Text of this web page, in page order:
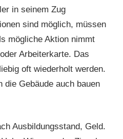
in seinem Zug
sind möglich, müssen
mögliche Aktion nimmt
Arbeiterkarte. Das
oft wiederholt werden.
die Gebäude auch bauen
Ausbildungsstand, Geld.